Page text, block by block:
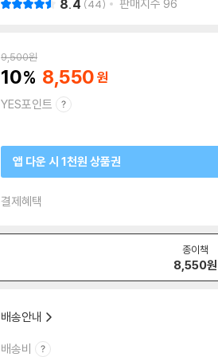
8.4 44 판매지수 96
9,500원
10 8,550
YES포인트
앱 다운 시 1천원 상품권
결제혜택
종이책
8,550원
배송안내
배송비